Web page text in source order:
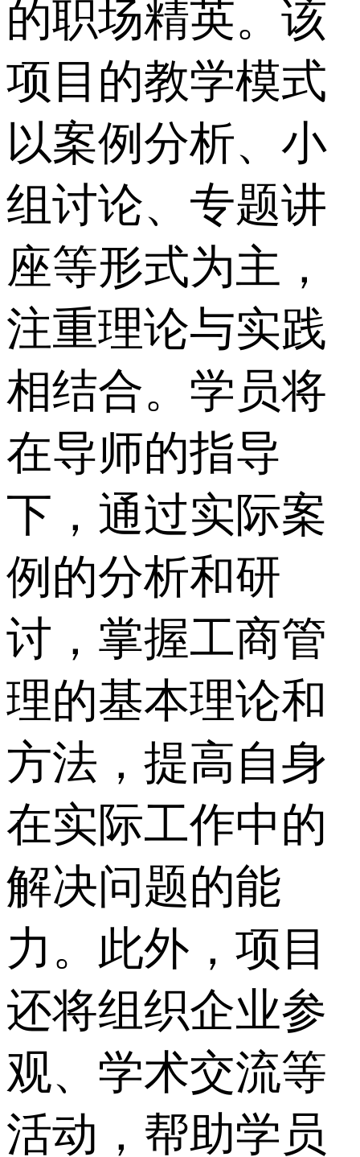
的职场精英。该
项目的教学模式
以案例分析、小
组讨论、专题讲
座等形式为主，
注重理论与实践
相结合。学员将
在导师的指导
下，通过实际案
例的分析和研
讨，掌握工商管
理的基本理论和
方法，提高自身
在实际工作中的
解决问题的能
力。此外，项目
还将组织企业参
观、学术交流等
活动，帮助学员